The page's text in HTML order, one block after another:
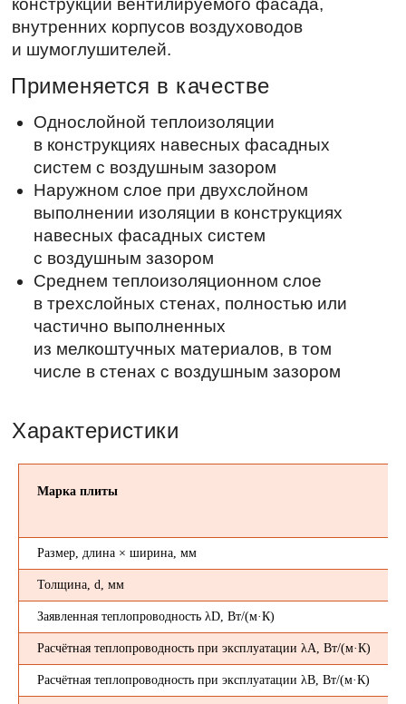
систем с воздушным зазором
Наружном слое при двухслойном
выполнении изоляции в конструкциях
с воздушным зазором
в трехслойных стенах, полностью или
частично выполненных
из мелкоштучных материалов, в том
числе в стенах с воздушным зазором
Характеристики
Марка плиты
Размер, длина × ширина, мм
Толщина, d, мм
Заявленная теплопроводность λD, Вт/(м·К)
Расчётная теплопроводность при эксплуатации λA, Вт/(м·К)
Расчётная теплопроводность при эксплуатации λB, Вт/(м·К)